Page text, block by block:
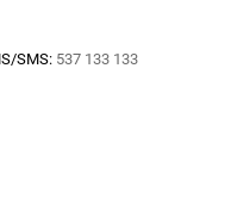
SMS: 537 133 133